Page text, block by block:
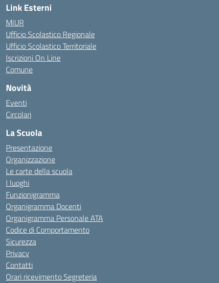
Link Esterni
MIUR
Ufficio Scolastico Regionale
Ufficio Scolastico Territoriale
Iscrizioni On Line
Comune
Novità
Eventi
Circolari
La Scuola
Presentazione
Organizzazione
Le carte della scuola
I luoghi
Funzionigramma
Organigramma Docenti
Organigramma Personale ATA
Codice di Comportamento
Sicurezza
Privacy
Contatti
Orari ricevimento Segreteria